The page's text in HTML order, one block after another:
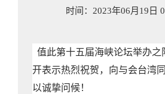
时间：2023年06月19日
值此第十五届海峡论坛举办之
开表示热烈祝贺，向与会台湾
以诚挚问候！